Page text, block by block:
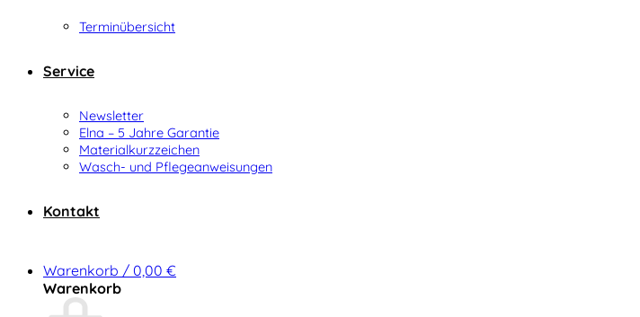
Terminübersicht
Service
Newsletter
Elna – 5 Jahre Garantie
Materialkurzzeichen
Wasch- und Pflegeanweisungen
Kontakt
Warenkorb / 0,00 €
Warenkorb